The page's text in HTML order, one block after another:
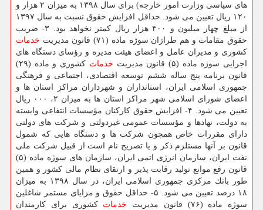
های سیاسی وزارت امور خارجه) برای سال ۱۳۹۸ به میزان ۲ هزار و
۱۲۰ ریال تعیین می شود. حداقل افزایش حقوق نسبت به سال ۱۳۹۷
از مبلغ چهار میلیون و ۴۰۰ هزار ریال كمتر نخواهد بود. ۳- ضریب
حقوق مقامات و هم طرازان سوژه ماده (۷۱) قانون مدیریت
خدمات
كشوری و مدیران عامل و اعضای هیئت مدیره و رؤسای دستگاه های
اجرایی سوژه ماده (۵) قانون مدیریت
خدمات
كشوری و ماده (۲۹)
قانون برنامه پنج ساله ششم توسعه اقتصادی، اجتماعی و فرهنگی
جمهوری اسلامی ایران، استانداران و شهرداران مراكز استان ها و
اعضای شورای اسلامی شهر مراكز استان ها به میزان ۲، ۰۰۰ ریال
تعیین می شود. ۴- افزایش حقوق كاركنان مؤسسات انتفاعی وابسته
به دولت، نهادها و مؤسسات عمومی غیردولتی و شركت های دولتی
دارای مقررات خاص همچون شركت ها و دستگاه هایی كه شمول
قانون بر آنها مستلزم ذكر و یا تصریح نام است از قبیل شركت ملی
نفت ایران، سازمان انرژی اتمی ایران، سازمان های سوژه ماده (۵)
قانون رفع موانع تولید رقابت پذیر و ارتقای نظام مالی كشور و همین
طور بانك مركزی جمهوری اسلامی ایران، در سال ۱۳۹۸ به میزان
۱۸ درصد تعیین می شود. ۵- حداقل حقوق و مزایای مستمر شاغلین
سوژه ماده (۷۶) قانون مدیریت
خدمات كشوری برای كارمندان